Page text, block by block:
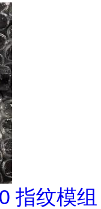
指纹模组